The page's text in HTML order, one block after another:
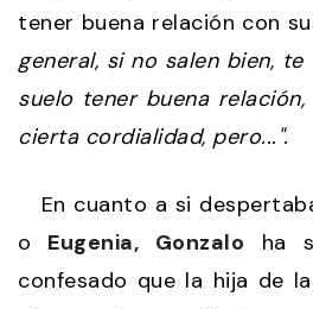
tener buena relación con
general, si no salen bien,
suelo tener buena
cierta cordialidad, pero...".
En cuanto a si
o Eugenia, Gonzalo ha
confesado que la hija de la